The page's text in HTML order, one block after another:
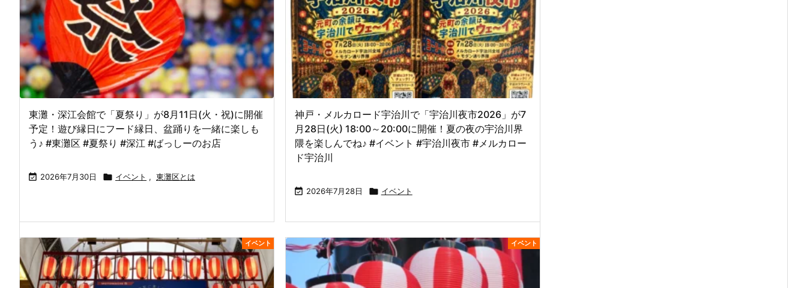
東灘・深江会館で「夏祭り」が8月11日(火・祝)に開催
予定！遊び縁日にフード縁日、盆踊りを一緒に楽しも
う♪ #東灘区 #夏祭り #深江 #ばっしーのお店
 2026年7月30日  イベント , 東灘区とは
神戸・メルカロード宇治川で「宇治川夜市2026」が7
月28日(火) 18:00～20:00に開催！夏の夜の宇治川界
隈を楽しんでね♪ #イベント #宇治川夜市 #メルカロー
ド宇治川
 2026年7月28日  イベント
イベント イベント